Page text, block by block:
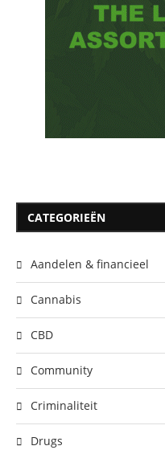
CATEGORIEËN
Aandelen & financieel
Cannabis
CBD
Community
Criminaliteit
Drugs